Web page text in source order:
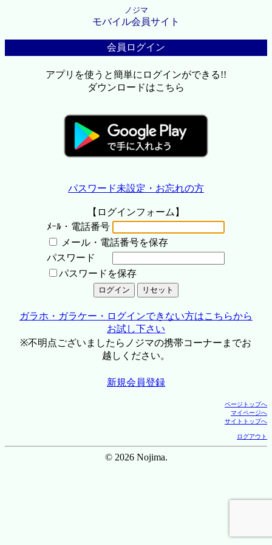
ノジマ
モバイル会員サイト
会員ログイン
アプリを使うと簡単にログインができる!!
ダウンロードはこちら
パスワード未設定・お忘れの方
【ログインフォーム】
ﾒｰﾙ・電話番号
メール・電話番号を保存
パスワード
パスワードを保存
ガラホ・ガラケー・ログインできない方はこちらから
お試し下さい
※不明点ございましたらノジマの携帯コーナーまでお
越しください。
新規会員登録
ページトップへ
マイページへ
サイトトップへ
ログアウト
© 2026 Nojima.